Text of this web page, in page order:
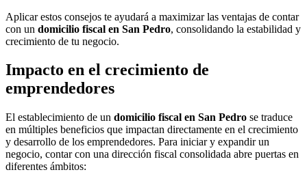
Aplicar estos consejos te ayudará a maximizar las ventajas de contar
con un domicilio fiscal en San Pedro, consolidando la estabilidad y
crecimiento de tu negocio.
Impacto en el crecimiento de
emprendedores
El establecimiento de un domicilio fiscal en San Pedro se traduce
en múltiples beneficios que impactan directamente en el crecimiento
y desarrollo de los emprendedores. Para iniciar y expandir un
negocio, contar con una dirección fiscal consolidada abre puertas en
diferentes ámbitos: